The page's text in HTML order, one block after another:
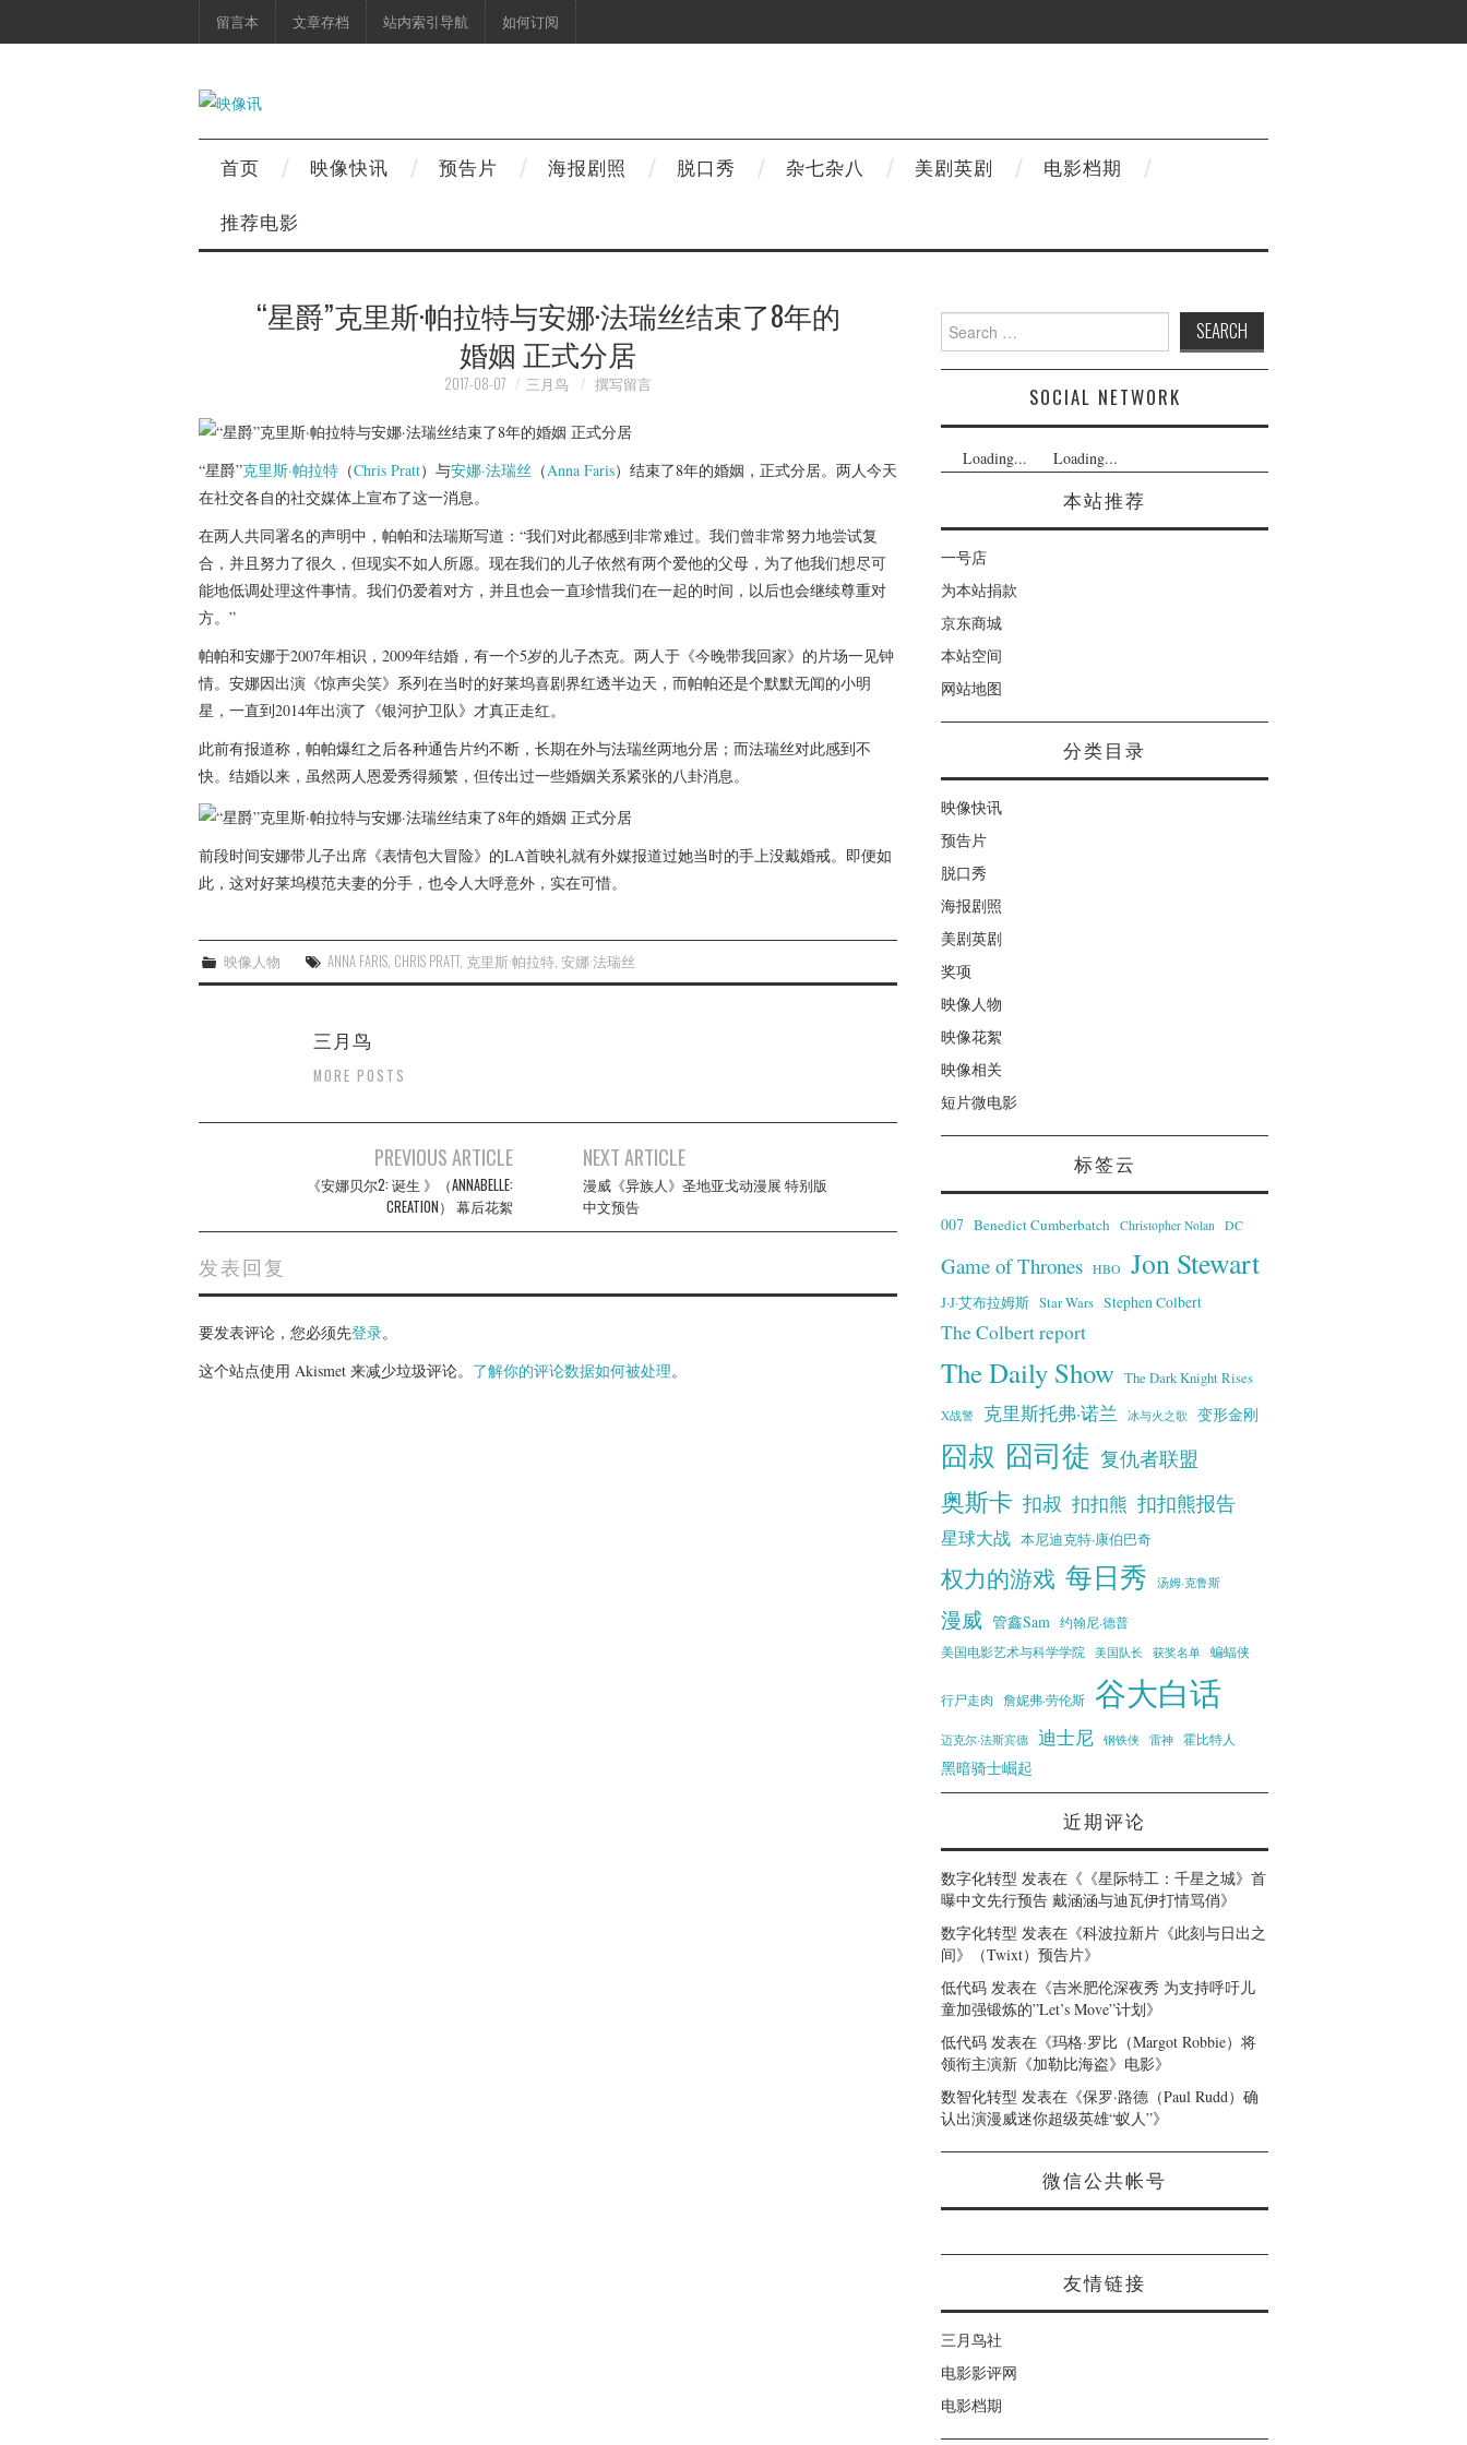
留言本 文章存档 站内索引导航 如何订阅
首页 映像快讯 预告片 海报剧照 脱口秀 杂七杂八 美剧英剧
电影档期
推荐电影
“星爵”克里斯·帕拉特与安娜·法瑞丝结束了8年的
婚姻 正式分居
2017-08-07 三月鸟 撰写留言
“星爵”克里斯·帕拉特 （Chris Pratt）与安娜·法瑞丝 （Anna Faris）结束了8年的婚姻，正式分居。两人今天
在社交各自的社交媒体上宣布了这一消息。
在两人共同署名的声明中，帕帕和法瑞斯写道：“我们对此都感到非常难过。我们曾非常努力地尝试复
合，并且努力了很久，但现实不如人所愿。现在我们的儿子依然有两个爱他的父母，为了他我们想尽可
能地低调处理这件事情。我们仍爱着对方，并且也会一直珍惜我们在一起的时间，以后也会继续尊重对
方。”
帕帕和安娜于2007年相识，2009年结婚，有一个5岁的儿子杰克。两人于《今晚带我回家》的片场一见钟
情。安娜因出演《惊声尖笑》系列在当时的好莱坞喜剧界红透半边天，而帕帕还是个默默无闻的小明
星，一直到2014年出演了《银河护卫队》才真正走红。
此前有报道称，帕帕爆红之后各种通告片约不断，长期在外与法瑞丝两地分居；而法瑞丝对此感到不
快。结婚以来，虽然两人恩爱秀得频繁，但传出过一些婚姻关系紧张的八卦消息。
前段时间安娜带儿子出席《表情包大冒险》的LA首映礼就有外媒报道过她当时的手上没戴婚戒。即便如
此，这对好莱坞模范夫妻的分手，也令人大呼意外，实在可惜。
映像人物 ANNA FARIS CHRIS PRATT, 克里斯·帕拉特 ,安娜·法瑞丝
三月鸟
MORE POSTS
PREVIOUS ARTICLE
《安娜贝尔2: 诞生 》（ANNABELLE:
CREATION） 幕后花絮
NEXT ARTICLE
漫威《异族人》圣地亚戈动漫展 特别版
中文预告
发表回复
要发表评论，您必须先登录。
这个站点使用 Akismet 来减少垃圾评论。 了解你的评论数据如何被处理。
Search
for:
SOCIAL NETWORK
Loading... Loading...
本站推荐
一号店
为本站捐款
京东商城
本站空间
网站地图
分类目录
映像快讯
预告片
脱口秀
海报剧照
美剧英剧
奖项
映像人物
映像花絮
映像相关
短片微电影
标签云
007 Benedict Cumberbatch Christopher Nolan DC
Game of Thrones HBO Jon Stewart
J·J·艾布拉姆斯 Star Wars Stephen Colbert
The Colbert report
The Daily Show The Dark Knight Rises
X战警 克里斯托弗·诺兰 冰与火之歌 变形金刚
囧叔 囧司徒 复仇者联盟
奥斯卡 扣叔 扣扣熊 扣扣熊报告
星球大战 本尼迪克特·康伯巴奇
权力的游戏 每日秀 汤姆·克鲁斯
漫威 管鑫Sam 约翰尼·德普
美国电影艺术与科学学院 美国队长 获奖名单 蝙蝠侠
行尸走肉 詹妮弗·劳伦斯 谷大白话
迈克尔·法斯宾德 迪士尼 钢铁侠 雷神 霍比特人
黑暗骑士崛起
近期评论
数字化转型 发表在《 《星际特工：千星之城》首
曝中文先行预告 戴涵涵与迪瓦伊打情骂俏》
数字化转型 发表在《科波拉新片《此刻与日出之
间》（Twixt）预告片》
低代码 发表在《吉米肥伦深夜秀 为支持呼吁儿
童加强锻炼的”Let’s Move”计划》
低代码 发表在《玛格·罗比（Margot Robbie）将
领衔主演新《加勒比海盗》电影》
数智化转型 发表在《保罗·路德（Paul Rudd）确
认出演漫威迷你超级英雄“蚁人”》
微信公共帐号
友情链接
三月鸟社
电影影评网
电影档期